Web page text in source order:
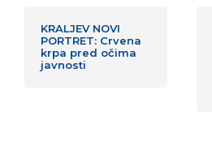
KRALJEV NOVI
PORTRET: Crvena
krpa pred očima
javnosti